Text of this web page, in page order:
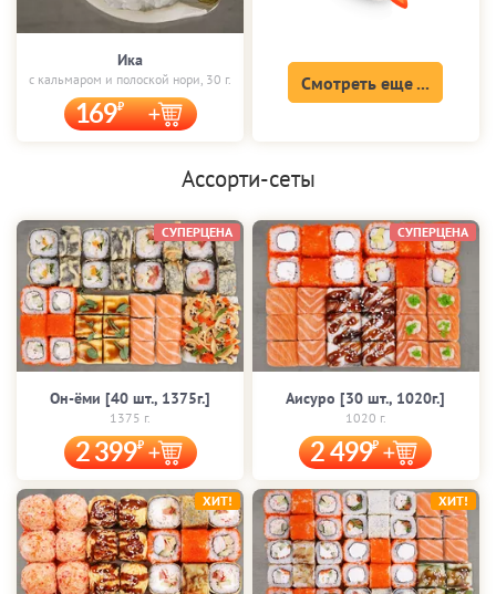
Ика
с кальмаром и полоской нори, 30 г.
169
Смотреть еще ...
Ассорти-сеты
Он-ёми [40 шт., 1375г.]
1375 г.
2 399
СУПЕРЦЕНА
Аисуро [30 шт., 1020г.]
1020 г.
2 499
СУПЕРЦЕНА
ХИТ! ХИТ!